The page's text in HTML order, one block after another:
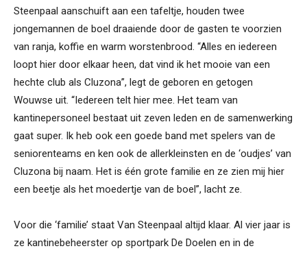
Steenpaal aanschuift aan een tafeltje, houden twee
jongemannen de boel draaiende door de gasten te voorzien
van ranja, koffie en warm worstenbrood. “Alles en iedereen
loopt hier door elkaar heen, dat vind ik het mooie van een
hechte club als Cluzona”, legt de geboren en getogen
Wouwse uit. “Iedereen telt hier mee. Het team van
kantinepersoneel bestaat uit zeven leden en de samenwerking
gaat super. Ik heb ook een goede band met spelers van de
seniorenteams en ken ook de allerkleinsten en de ‘oudjes’ van
Cluzona bij naam. Het is één grote familie en ze zien mij hier
een beetje als het moedertje van de boel”, lacht ze.
Voor die ‘familie’ staat Van Steenpaal altijd klaar. Al vier jaar is
ze kantinebeheerster op sportpark De Doelen en in de